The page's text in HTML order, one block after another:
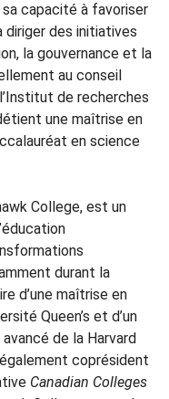
capacité à favoriser
des initiatives
la gouvernance et la
au conseil
de recherches
une maîtrise en
en science
College, est un
durant la
d’une maîtrise en
Queen’s et d’un
de la Harvard
coprésident
Canadian Colleges